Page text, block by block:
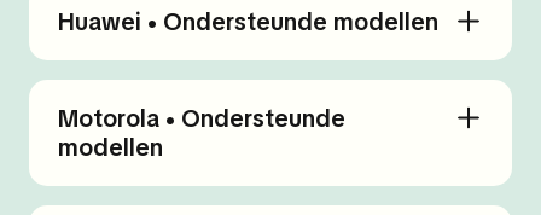
Huawei • Ondersteunde modellen
Motorola • Ondersteunde
modellen